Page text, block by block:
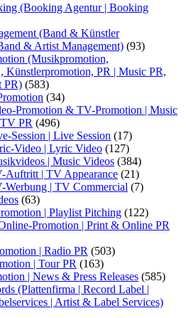
(Booking Agentur | Booking
(Band & Künstler
& Artist Management) (93)
(Musikpromotion,
Künstlerpromotion, PR | Music PR,
PR) (583)
(34)
Promotion & TV-Promotion | Music
PR (496)
Session | Live Session (17)
Video | Lyric Video (127)
| Music Videos (384)
Auftritt | TV Appearance (21)
Werbung | TV Commercial (7)
(63)
| Playlist Pitching (122)
Promotion | Print & Online PR
| Radio PR (503)
| Tour PR (163)
| News & Press Releases (585)
(Plattenfirma | Record Label |
| Artist & Label Services)